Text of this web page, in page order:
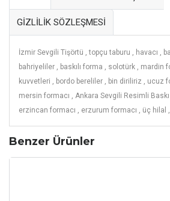
GİZLİLİK SÖZLEŞMESİ
İzmir Sevgili Tişörtü ,topçu taburu , havacı ,
bahriyeliler ,
baskılı forma , solotürk , mardin
kuvvetleri ,
bordo bereliler , bin diriliriz , ucuz
mersin formacı , Ankara Sevgili Resimli Baskı ,
erzincan formacı , erzurum formacı , üç hilal ,
Benzer Ürünler